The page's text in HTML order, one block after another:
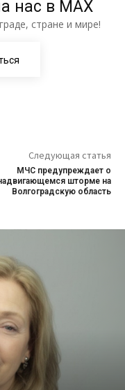
нас в МАХ
стране и мире!
Следующая статья
МЧС предупреждает о
шторме на
Волгоградскую область